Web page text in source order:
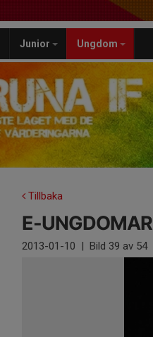
Junior Ungdom
Tillbaka
E-UNGDOMAR
2013-01-10 | Bild 39 av 54